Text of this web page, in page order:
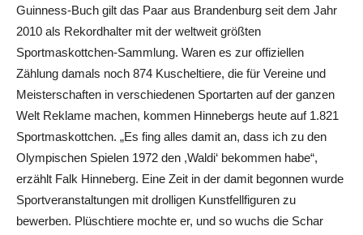
Guinness-Buch gilt das Paar aus Brandenburg seit dem Jahr
2010 als Rekordhalter mit der weltweit größten
Sportmaskottchen-Sammlung. Waren es zur offiziellen
Zählung damals noch 874 Kuscheltiere, die für Vereine und
Meisterschaften in verschiedenen Sportarten auf der ganzen
Welt Reklame machen, kommen Hinnebergs heute auf 1.821
Sportmaskottchen. „Es fing alles damit an, dass ich zu den
Olympischen Spielen 1972 den ,Waldi‘ bekommen habe“,
erzählt Falk Hinneberg. Eine Zeit in der damit begonnen wurde
Sportveranstaltungen mit drolligen Kunstfellfiguren zu
bewerben. Plüschtiere mochte er, und so wuchs die Schar